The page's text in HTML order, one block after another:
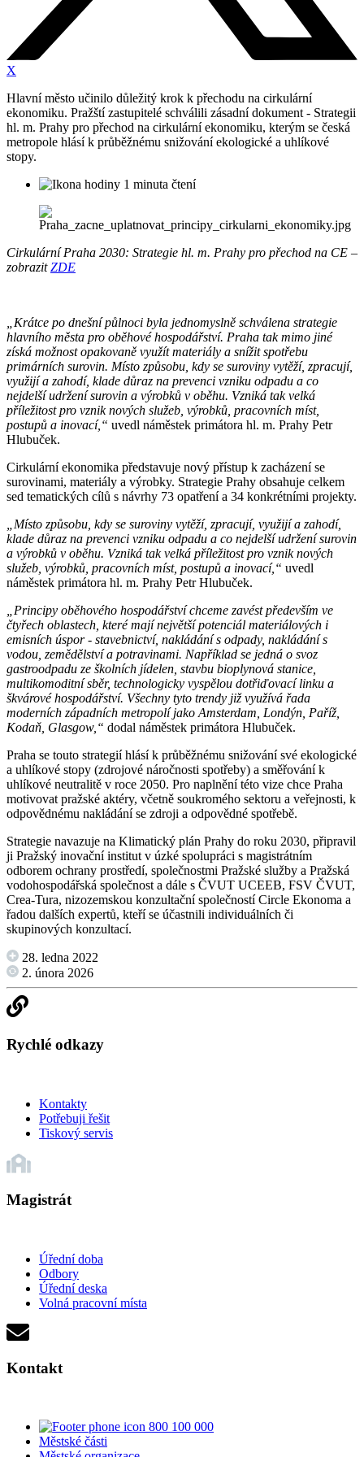
X
Hlavní město učinilo důležitý krok k přechodu na cirkulární
ekonomiku. Pražští zastupitelé schválili zásadní dokument - Strategii
hl. m. Prahy pro přechod na cirkulární ekonomiku, kterým se česká
metropole hlásí k průběžnému snižování ekologické a uhlíkové
stopy.
1 minuta čtení
Cirkulární Praha 2030: Strategie hl. m. Prahy pro přechod na CE –
zobrazitZDE
„Krátce po dnešní půlnoci byla jednomyslně schválena strategie
hlavního města pro oběhové hospodářství. Praha tak mimo jiné
získá možnost opakovaně využít materiály a snížit spotřebu
primárních surovin. Místo způsobu, kdy se suroviny vytěží, zpracují,
využijí a zahodí, klade důraz na prevenci vzniku odpadu a co
nejdelší udržení surovin a výrobků v oběhu. Vzniká tak velká
příležitost pro vznik nových služeb, výrobků, pracovních míst,
postupů a inovací,“ uvedl náměstek primátora hl. m. Prahy Petr
Hlubuček.
Cirkulární ekonomika představuje nový přístup k zacházení se
surovinami, materiály a výrobky. Strategie Prahy obsahuje celkem
sed tematických cílů s návrhy 73 opatření a 34 konkrétními projekty.
„Místo způsobu, kdy se suroviny vytěží, zpracují, využijí a zahodí,
klade důraz na prevenci vzniku odpadu a co nejdelší udržení surovin
a výrobků v oběhu. Vzniká tak velká příležitost pro vznik nových
služeb, výrobků, pracovních míst, postupů a inovací,“ uvedl
náměstek primátora hl. m. Prahy Petr Hlubuček.
„Principy oběhového hospodářství chceme zavést především ve
čtyřech oblastech, které mají největší potenciál materiálových i
emisních úspor - stavebnictví, nakládání s odpady, nakládání s
vodou, zemědělství a potravinami. Například se jedná o svoz
gastroodpadu ze školních jídelen, stavbu bioplynová stanice,
multikomoditní sběr, technologicky vyspělou dotřiďovací linku a
škvárové hospodářství. Všechny tyto trendy již využívá řada
moderních západních metropolí jako Amsterdam, Londýn, Paříž,
Kodaň, Glasgow,“ dodal náměstek primátora Hlubuček.
Praha se touto strategií hlásí k průběžnému snižování své ekologické
a uhlíkové stopy (zdrojové náročnosti spotřeby) a směřování k
uhlíkové neutralitě v roce 2050. Pro naplnění této vize chce Praha
motivovat pražské aktéry, včetně soukromého sektoru a veřejnosti, k
odpovědnému nakládání se zdroji a odpovědné spotřebě.
Strategie navazuje na Klimatický plán Prahy do roku 2030, připravil
ji Pražský inovační institut v úzké spolupráci s magistrátním
odborem ochrany prostředí, společnostmi Pražské služby a Pražská
vodohospodářská společnost a dále s ČVUT UCEEB, FSV ČVUT,
Crea-Tura, nizozemskou konzultační společností Circle Ekonoma a
řadou dalších expertů, kteří se účastnili individuálních či
skupinových konzultací.
28. ledna 2022
2. února 2026
Rychlé odkazy
Kontakty
Potřebuji řešit
Tiskový servis
Magistrát
Úřední doba
Odbory
Úřední deska
Volná pracovní místa
Kontakt
800 100 000
Městské části